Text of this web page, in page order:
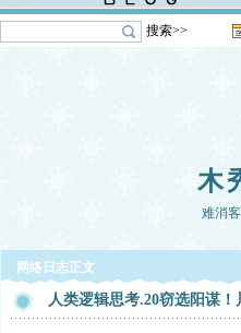
搜索>>
木
难消
网络日志正文
人类逻辑思考.20窃选阳谋